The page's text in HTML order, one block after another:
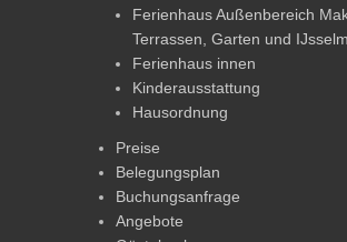
Ferienhaus Außenbereich
Terrassen, Garten und
Ferienhaus innen
Kinderausstattung
Hausordnung
Preise
Belegungsplan
Buchungsanfrage
Angebote